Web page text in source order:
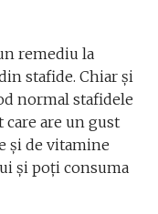
remediu la
stafide. Chiar și
normal stafidele
care are un gust
și de vitamine
și poți consuma